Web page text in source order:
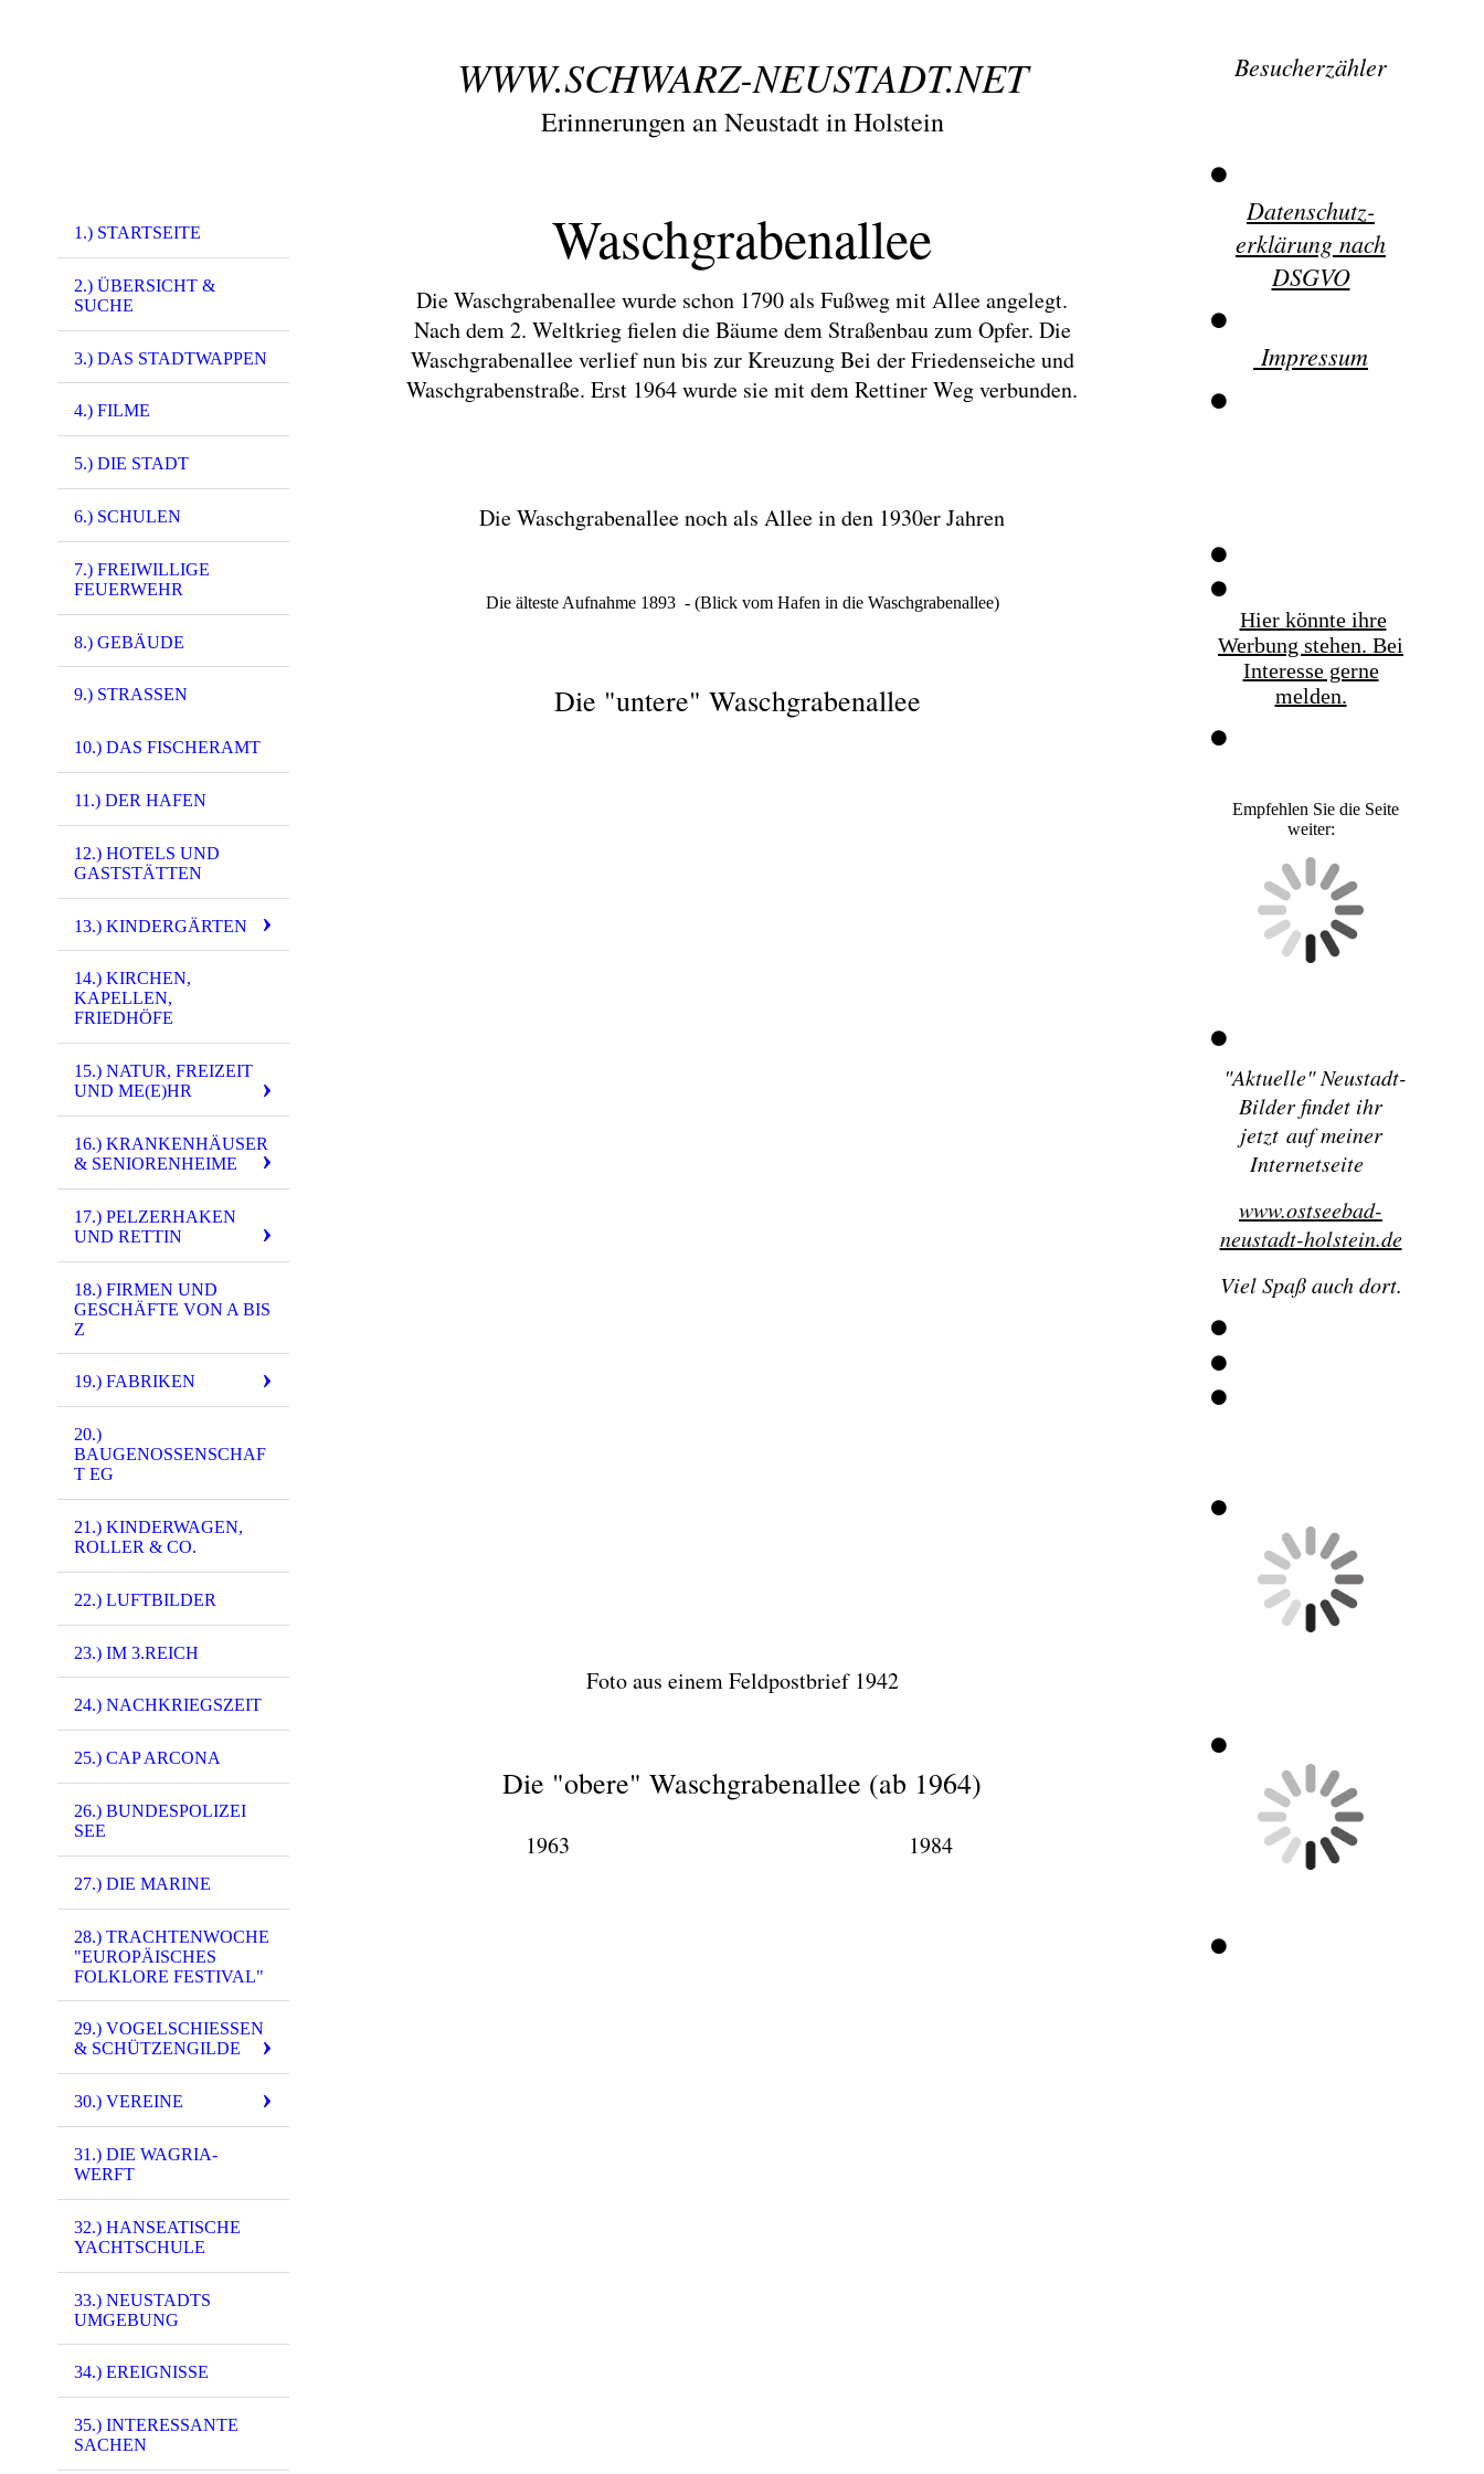
1.) STARTSEITE
2.) ÜBERSICHT &
SUCHE
3.) DAS STADTWAPPEN
4.) FILME
5.) DIE STADT
6.) SCHULEN
7.) FREIWILLIGE
FEUERWEHR
8.) GEBÄUDE
9.) STRASSEN
10.) DAS FISCHERAMT
11.) DER HAFEN
12.) HOTELS UND
GASTSTÄTTEN
13.) KINDERGÄRTEN
14.) KIRCHEN,
KAPELLEN,
FRIEDHÖFE
15.) NATUR, FREIZEIT
UND ME(E)HR
16.) KRANKENHÄUSER
& SENIORENHEIME
17.) PELZERHAKEN
UND RETTIN
18.) FIRMEN UND
GESCHÄFTE VON A BIS
Z
19.) FABRIKEN
20.)
BAUGENOSSENSCHAF
T EG
21.) KINDERWAGEN,
ROLLER & CO.
22.) LUFTBILDER
23.) IM 3.REICH
24.) NACHKRIEGSZEIT
25.) CAP ARCONA
26.) BUNDESPOLIZEI
SEE
27.) DIE MARINE
28.) TRACHTENWOCHE
"EUROPÄISCHES
FOLKLORE FESTIVAL"
29.) VOGELSCHIESSEN &
SCHÜTZENGILDE
30.) VEREINE
31.) DIE WAGRIA-
WERFT
32.) HANSEATISCHE
YACHTSCHULE
33.) NEUSTADTS
UMGEBUNG
34.) EREIGNISSE
35.) INTERESSANTE
SACHEN
WWW.SCHWARZ-NEUSTADT.NET
Erinnerungen an Neustadt in Holstein
Waschgrabenallee
Die Waschgrabenallee wurde schon 1790 als Fußweg mit Allee angelegt.
Nach dem 2. Weltkrieg fielen die Bäume dem Straßenbau zum Opfer. Die
Waschgrabenallee verlief nun bis zur Kreuzung Bei der Friedenseiche und
Waschgrabenstraße. Erst 1964 wurde sie mit dem Rettiner Weg verbunden.
Die Waschgrabenallee noch als Allee in den 1930er Jahren
Die älteste Aufnahme 1893 - (Blick vom Hafen in die Waschgrabenallee)
Die "untere" Waschgrabenallee
Foto aus einem Feldpostbrief 1942
Die "obere" Waschgrabenallee (ab 1964)
1963 1984
Besucherzähler
Datenschutz-
erklärung nach
DSGVO
Impressum
Hier könnte ihre
Werbung stehen. Bei
Interesse gerne
melden.
Empfehlen Sie die Seite
weiter:
"Aktuelle" Neustadt-
Bilder findet ihr
jetzt auf meiner
Internetseite
www.ostseebad-
neustadt-holstein.de
Viel Spaß auch dort.